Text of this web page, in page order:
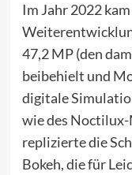
Im Jahr 2022
47,2 MP (den
beibehielt und
digitale
wie des
replizierte die
Bokeh, die für